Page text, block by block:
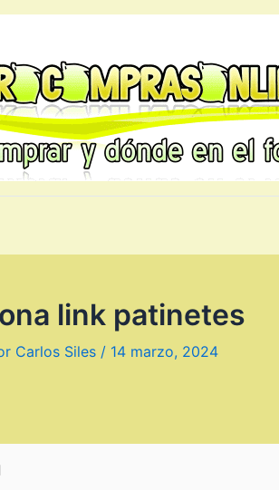
link patinetes
Carlos Siles / 14 marzo, 2024